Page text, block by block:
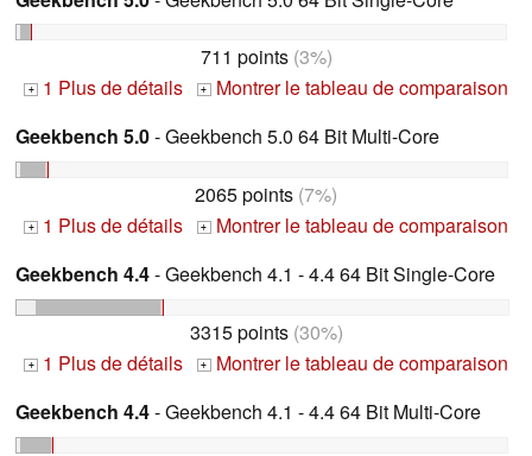
711 points(3%)
+ 1 Plus de détails + Montrer le tableau de comparaison
Geekbench 5.0- Geekbench 5.0 64 Bit Multi-Core
2065 points (7%)
+ 1 Plus de détails + Montrer le tableau de comparaison
Geekbench 4.4- Geekbench 4.1 - 4.4 64 Bit Single-Core
3315 points(30%)
+ 1 Plus de détails + Montrer le tableau de comparaison
Geekbench 4.4- Geekbench 4.1 - 4.4 64 Bit Multi-Core